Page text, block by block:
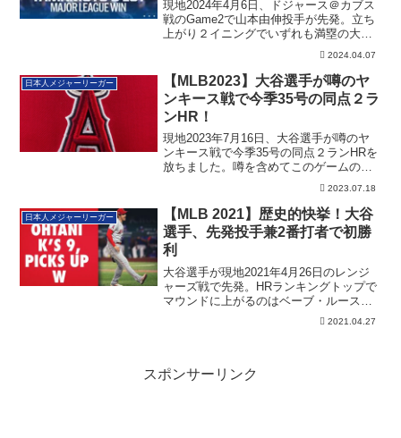
現地2024年4月6日、ドジャース＠カブス
戦のGame2で山本由伸投手が先発。立ち
上がり２イニングでいずれも満塁の大ピ
ンチを迎えるもカブス打線に失点を許さ
ず。見事にメジャー初勝利を上げまし
た！その詳細です。
2024.04.07
日本人メジャーリーガー
【MLB2023】大谷選手が噂のヤ
ンキース戦で今季35号の同点２ラ
ンHR！
現地2023年7月16日、大谷選手が噂のヤ
ンキース戦で今季35号の同点２ランHRを
放ちました。噂を含めてこのゲームの詳
2023.07.18
日本人メジャーリーガー
【MLB 2021】歴史的快挙！大谷
選手、先発投手兼2番打者で初勝
利
大谷選手が現地2021年4月26日のレンジ
ャーズ戦で先発。HRランキングトップで
マウンドに上がるのはベーブ・ルース以
来１００年ぶりの快挙。そのマウンドで
2021.04.27
スポンサーリンク